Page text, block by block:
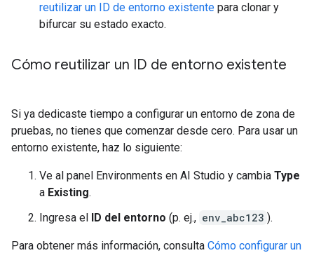
reutilizar un ID de entorno existente para clonar y
bifurcar su estado exacto.
Cómo reutilizar un ID de entorno existente
Si ya dedicaste tiempo a configurar un entorno de zona de
pruebas, no tienes que comenzar desde cero. Para usar un
entorno existente, haz lo siguiente:
Ve al panel Environments en AI Studio y cambia Type
a Existing.
Ingresa el ID del entorno (p. ej., env_abc123 ).
Para obtener más información, consulta Cómo configurar un